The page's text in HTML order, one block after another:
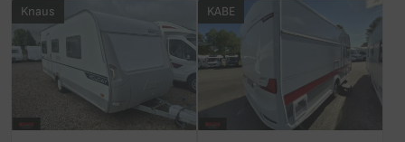
Knaus KABE